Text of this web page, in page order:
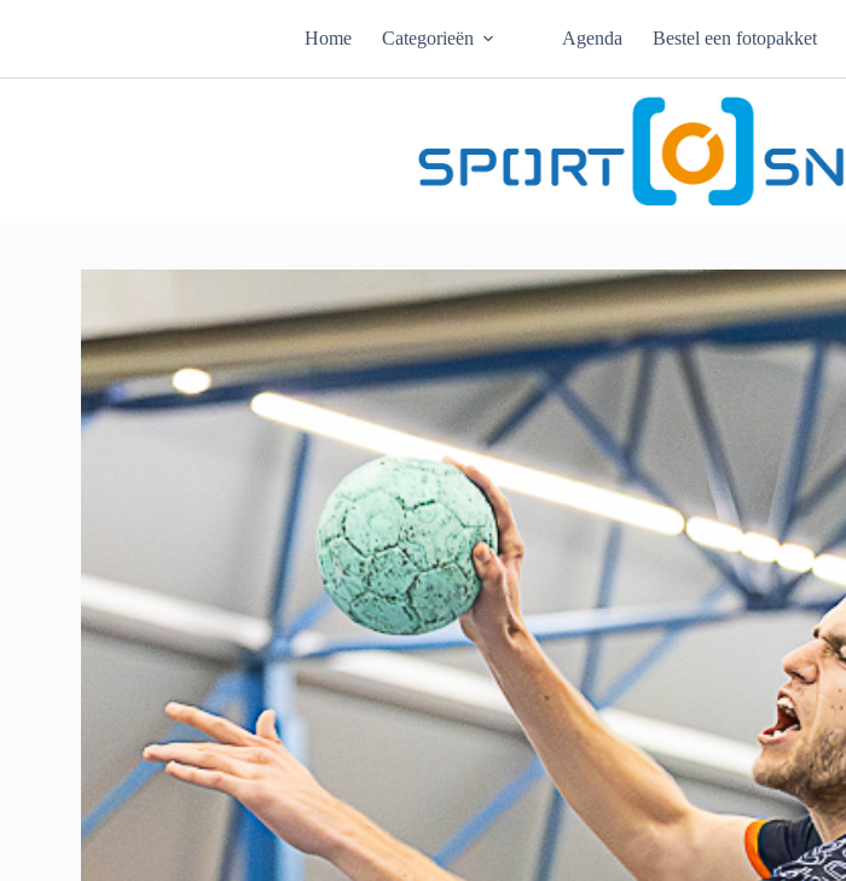
inhoud
Home Categorieën Agenda Bestel een fotopakket